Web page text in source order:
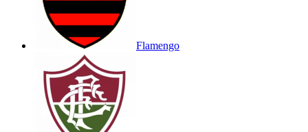
Flamengo